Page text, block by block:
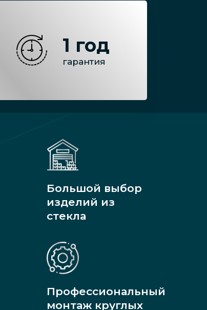
1 год
гарантия
Большой выбор
изделий из
стекла
Профессиональный
монтаж круглых